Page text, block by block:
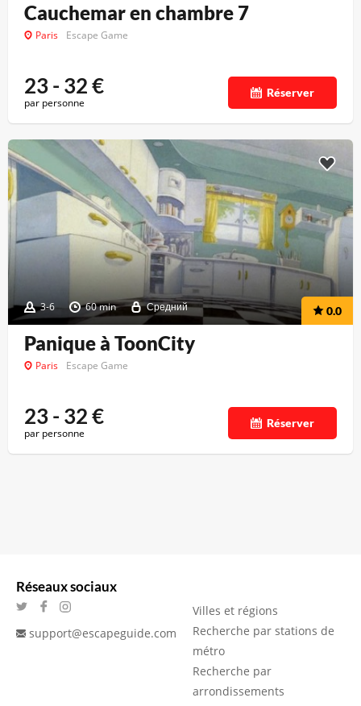
Cauchemar en chambre 7
Paris Escape Game
23 - 32€
par personne
Réserver
3-6 60 min Средний 0.0
Panique à ToonCity
Paris Escape Game
23 - 32€
par personne
Réserver
Réseaux sociaux
support@escapeguide.com
Villes et régions
Recherche par stations de
métro
Recherche par
arrondissements